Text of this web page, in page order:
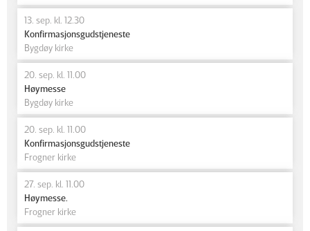
13. sep. kl. 12.30
Konfirmasjonsgudstjeneste
Bygdøy kirke
20. sep. kl. 11.00
Høymesse
Bygdøy kirke
20. sep. kl. 11.00
Konfirmasjonsgudstjeneste
Frogner kirke
27. sep. kl. 11.00
Høymesse.
Frogner kirke